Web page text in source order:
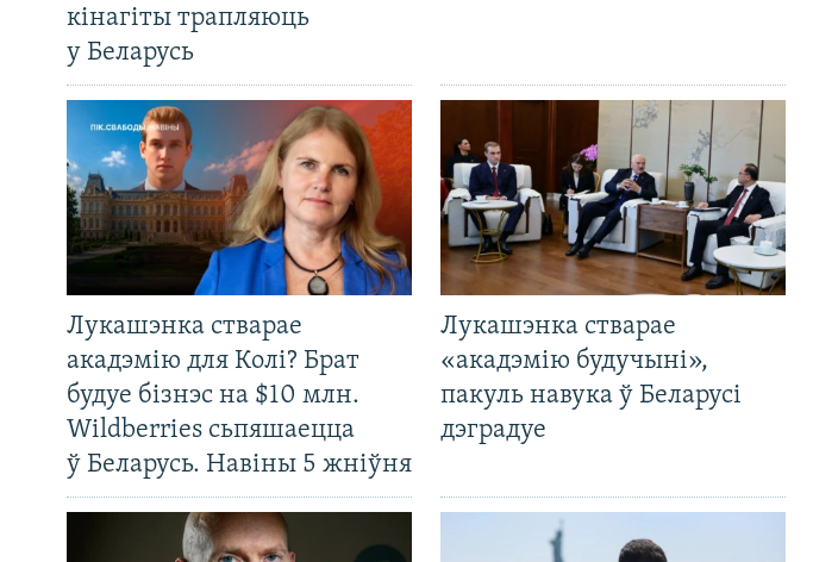
кінагіты трапляюць
у Беларусь
Лукашэнка стварае
акадэмію для Колі? Брат
будуе бізнэс на $10 млн.
Wildberries сьпяшаецца
ў Беларусь. Навіны 5 жніўня
Лукашэнка стварае
«акадэмію будучыні»,
пакуль навука ў Беларусі
дэградуе